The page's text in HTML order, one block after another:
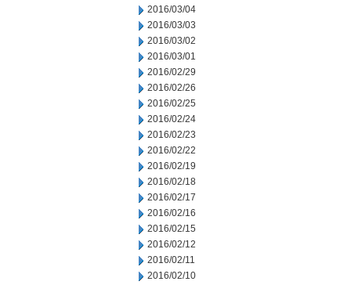
2016/03/04
2016/03/03
2016/03/02
2016/03/01
2016/02/29
2016/02/26
2016/02/25
2016/02/24
2016/02/23
2016/02/22
2016/02/19
2016/02/18
2016/02/17
2016/02/16
2016/02/15
2016/02/12
2016/02/11
2016/02/10